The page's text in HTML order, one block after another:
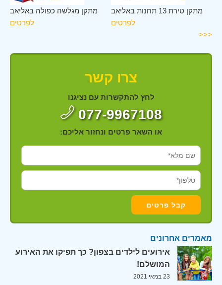
מתקן מגלשה כפולה באליאב
לפרטים
מתקן טירת 13 תחנות באליאב
לפרטים
<<<
צרו קשר
לחץ להתקשרות עם נציגנו
077-9967108
או השאר פרטים ונחזור אליכם:
מאמרים אחרונים
אירועים לילדים בצפון? כך תפיקו את האירוע
המושלם!
23 במאי 2021